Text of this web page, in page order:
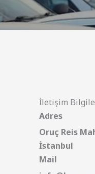
İletişim
Adres
Oruç Reis
İstanbul
Mail